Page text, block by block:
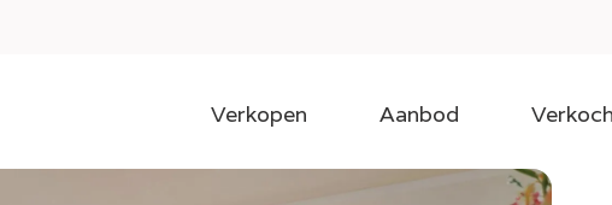
Verkopen Aanbod